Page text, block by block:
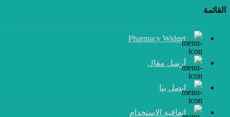
القائمة
Pharmacy Widget
أرسل مقال
إتصل بنا
اتفاقية الاستخدام